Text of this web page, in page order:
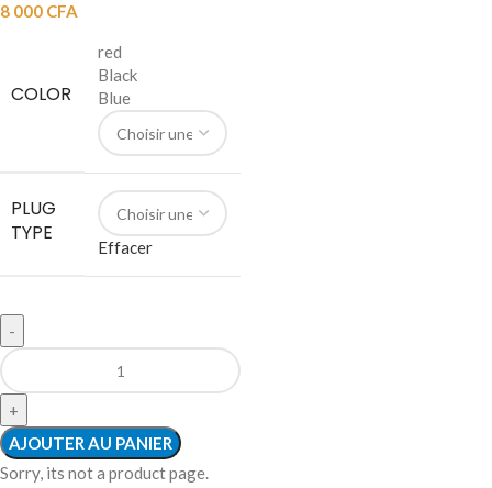
8 000 CFA
COLOR
red
Black
Blue
PLUG
TYPE
Effacer
AJOUTER AU PANIER
Sorry, its not a product page.